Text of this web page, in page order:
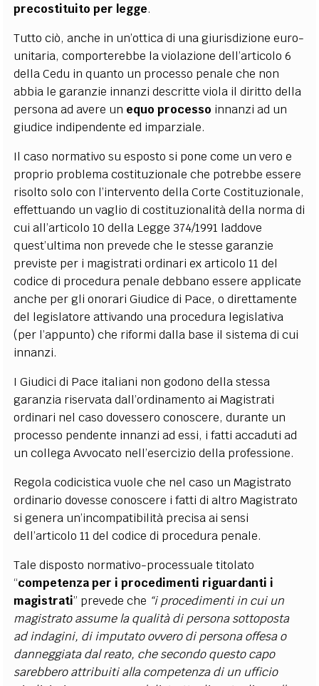
precostituito per legge.
Tutto ciò, anche in un’ottica di una giurisdizione euro-
unitaria, comporterebbe la violazione dell’articolo 6
della Cedu in quanto un processo penale che non
abbia le garanzie innanzi descritte viola il diritto della
persona ad avere un equo processo innanzi ad un
giudice indipendente ed imparziale.
Il caso normativo su esposto si pone come un vero e
proprio problema costituzionale che potrebbe essere
risolto solo con l’intervento della Corte Costituzionale,
effettuando un vaglio di costituzionalità della norma di
cui all’articolo 10 della Legge 374/1991 laddove
quest’ultima non prevede che le stesse garanzie
previste per i magistrati ordinari ex articolo 11 del
codice di procedura penale debbano essere applicate
anche per gli onorari Giudice di Pace, o direttamente
del legislatore attivando una procedura legislativa
(per l’appunto) che riformi dalla base il sistema di cui
innanzi.
I Giudici di Pace italiani non godono della stessa
garanzia riservata dall’ordinamento ai Magistrati
ordinari nel caso dovessero conoscere, durante un
processo pendente innanzi ad essi, i fatti accaduti ad
un collega Avvocato nell’esercizio della professione.
Regola codicistica vuole che nel caso un Magistrato
ordinario dovesse conoscere i fatti di altro Magistrato
si genera un’incompatibilità precisa ai sensi
dell’articolo 11 del codice di procedura penale.
Tale disposto normativo-processuale titolato
“competenza per i procedimenti riguardanti i
magistrati” prevede che “i procedimenti in cui un
magistrato assume la qualità di persona sottoposta
ad indagini, di imputato ovvero di persona offesa o
danneggiata dal reato, che secondo questo capo
sarebbero attribuiti alla competenza di un ufficio